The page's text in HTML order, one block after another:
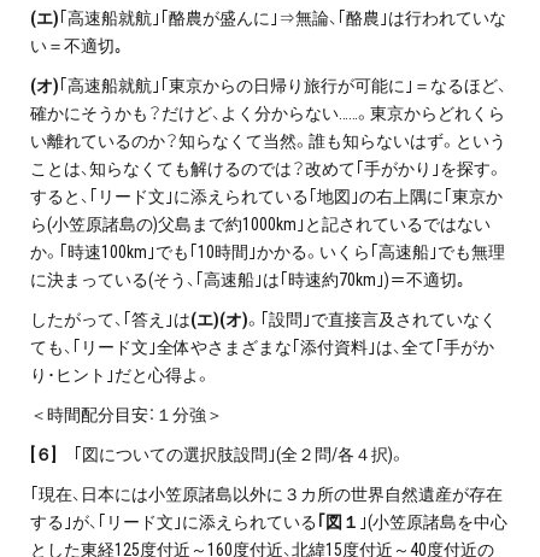
(エ) ｢高速船就航｣｢酪農が盛んに｣⇒無論、｢酪農｣は行われていな
い＝不適切｡
(オ) ｢高速船就航｣｢東京からの日帰り旅行が可能に｣＝なるほど、
確かにそうかも？だけど、よく分からない……。東京からどれくら
い離れているのか？知らなくて当然。誰も知らないはず。という
ことは、知らなくても解けるのでは？改めて｢手がかり｣を探す。
すると、｢リード文｣に添えられている｢地図｣の右上隅に｢東京か
ら(小笠原諸島の)父島まで約1000km｣と記されているではない
か。｢時速100km｣でも｢10時間｣かかる。いくら｢高速船｣でも無理
に決まっている(そう、｢高速船｣は｢時速約70km｣)＝不適切｡
したがって、｢答え｣は(エ)(オ)。｢設問｣で直接言及されていなく
ても、｢リード文｣全体やさまざまな｢添付資料｣は、全て｢手がか
り･ヒント｣だと心得よ。
＜時間配分目安：１分強＞
６] ｢図についての選択肢設問｣(全２問/各４択)。
｢現在、日本には小笠原諸島以外に３カ所の世界自然遺産が存在
する｣が、｢リード文｣に添えられている ｢図１ ｣(小笠原諸島を中心
とした東経125度付近～160度付近、北緯15度付近～40度付近の